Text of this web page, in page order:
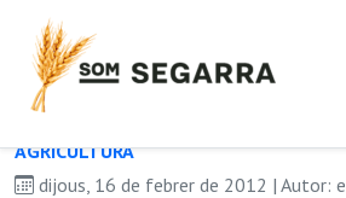
AGRICULTURA
dijous, 16 de febrer de 2012 | Autor: